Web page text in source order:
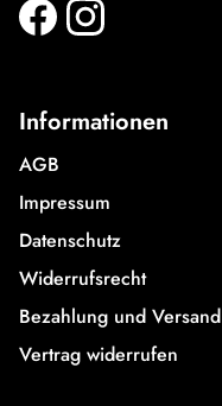
Informationen
AGB
Impressum
Datenschutz
Widerrufsrecht
Bezahlung und Versand
Vertrag widerrufen